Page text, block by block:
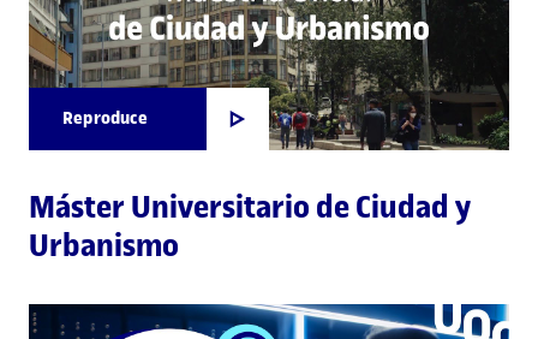
Reproduce
Máster Universitario de Ciudad y
Urbanismo